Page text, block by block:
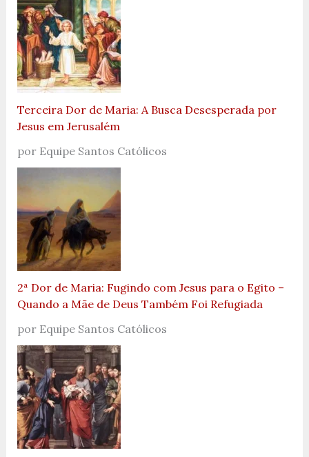
Terceira Dor de Maria: A Busca Desesperada por
Jesus em Jerusalém
por Equipe Santos Católicos
2ª Dor de Maria: Fugindo com Jesus para o Egito –
Quando a Mãe de Deus Também Foi Refugiada
por Equipe Santos Católicos